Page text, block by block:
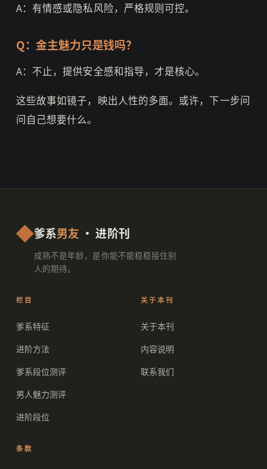
A：有情感或隐私风险，严格规则可控。
Q：金主魅力只是钱吗？
A：不止，提供安全感和指导，才是核心。
这些故事如镜子，映出人性的多面。或许，下一步问
问自己想要什么。
爹系男友 · 进阶刊
成熟不是年龄，是你能不能稳稳接住别
人的期待。
栏目
爹系特征
进阶方法
爹系段位测评
男人魅力测评
进阶段位
关于本刊
关于本刊
内容说明
联系我们
条款